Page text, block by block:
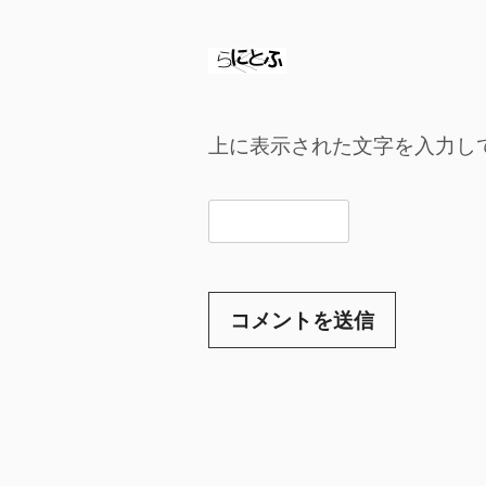
上に表示された文字を入力し